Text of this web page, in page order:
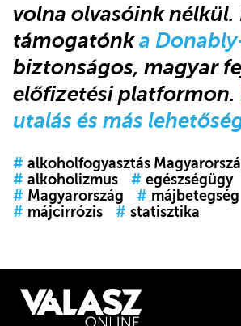
volna olvasóink nélkül.
támogatónka
biztonságos, magyar
előfizetési platformon.
utalás és más
# alkoholfogyasztás
# alkoholizmus # egészségügy
# Magyarország # májbetegség
# májcirrózis # statisztika